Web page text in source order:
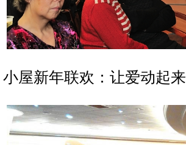
小屋新年联欢：让爱动起来